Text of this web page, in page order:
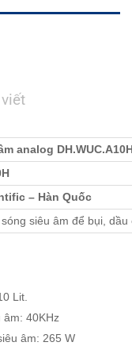
analog
– Hàn Quốc
siêu âm để bụi,
Lit.
âm: 40KHz
âm: 265 W